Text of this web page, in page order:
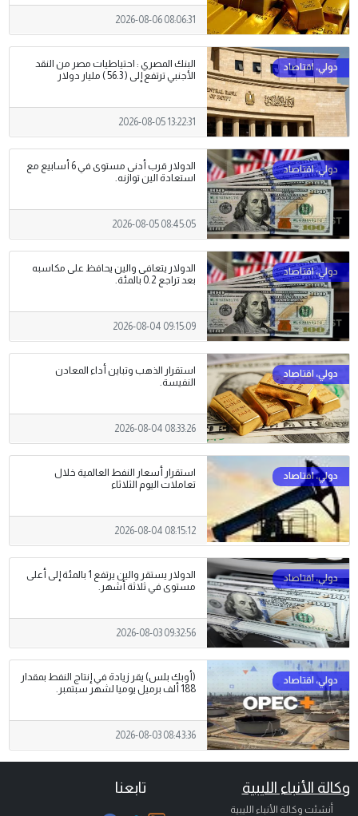
2026-08-06 08:06:31
البنك المصري : احتياطيات مصر من النقد
الأجنبي ترتفع إلى ( 56.3 ) مليار دولار
2026-08-05 13:22:31
الدولار قرب أدنى مستوى في 6 أسابيع مع
استعادة الين توازنه.
2026-08-05 08:45:05
الدولار يتعافى والين يحافظ على مكاسبه
بعد تراجع 0.2 بالمئة.
2026-08-04 09:15:09
استقرار الذهب وتباين أداء المعادن
النفيسة.
2026-08-04 08:33:26
استقرار أسعار النفط العالمية خلال
تعاملات اليوم الثلاثاء
2026-08-04 08:15:12
الدولار يستقر والين يرتفع 1 بالمئة إلى أعلى
مستوى في ثلاثة أشهر.
2026-08-03 09:32:56
(أوبك بلس) يقر زيادة في إنتاج النفط بمقدار
188 ألف برميل يوميا لشهر سبتمبر.
2026-08-03 08:43:36
وكالة الأنباء الليبية
أنشئت وكالة الأنباء الليبية
تابعنا